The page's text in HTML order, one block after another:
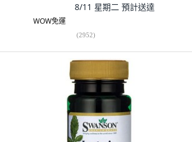
8/11 星期二 預計送達
WOW免運
(2952)